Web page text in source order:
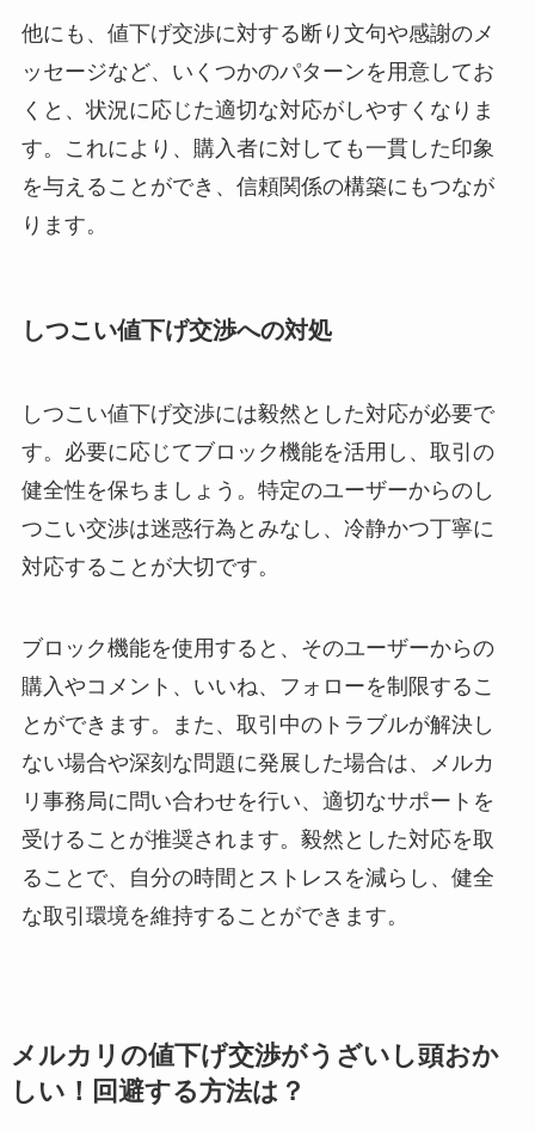
他にも、値下げ交渉に対する断り文句や感謝のメ
ッセージなど、いくつかのパターンを用意してお
くと、状況に応じた適切な対応がしやすくなりま
す。これにより、購入者に対しても一貫した印象
を与えることができ、信頼関係の構築にもつなが
ります。
しつこい値下げ交渉への対処
しつこい値下げ交渉には毅然とした対応が必要で
す。必要に応じてブロック機能を活用し、取引の
健全性を保ちましょう。特定のユーザーからのし
つこい交渉は迷惑行為とみなし、冷静かつ丁寧に
対応することが大切です。
ブロック機能を使用すると、そのユーザーからの
購入やコメント、いいね、フォローを制限するこ
とができます。また、取引中のトラブルが解決し
ない場合や深刻な問題に発展した場合は、メルカ
リ事務局に問い合わせを行い、適切なサポートを
受けることが推奨されます。毅然とした対応を取
ることで、自分の時間とストレスを減らし、健全
な取引環境を維持することができます。
メルカリの値下げ交渉がうざいし頭おか
しい！回避する方法は？